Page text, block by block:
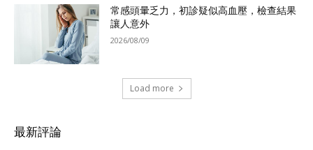
常感頭暈乏力，初診疑似高血壓，檢查結果
讓人意外
2026/08/09
Load more
最新評論